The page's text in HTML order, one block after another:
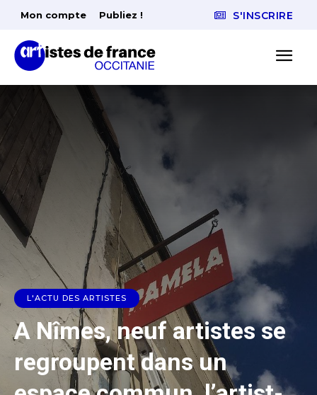
Mon compte Publiez ! S'INSCRIRE
L'ACTU DES ARTISTES
A Nîmes, neuf artistes se
regroupent dans un